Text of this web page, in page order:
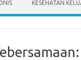
KESEHATAN